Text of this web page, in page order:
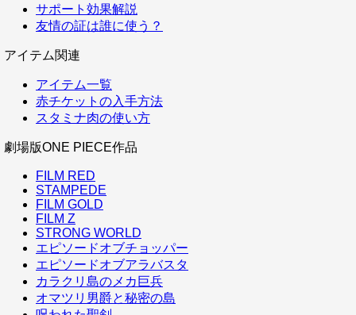
サポート効果解説
友情の証は誰に使う？
アイテム関連
アイテム一覧
赤チケットの入手方法
スタミナ肉の使い方
劇場版ONE PIECE作品
FILM RED
STAMPEDE
FILM GOLD
FILM Z
STRONG WORLD
エピソードオブチョッパー
エピソードオブアラバスタ
カラクリ島のメカ巨兵
オマツリ男爵と秘密の島